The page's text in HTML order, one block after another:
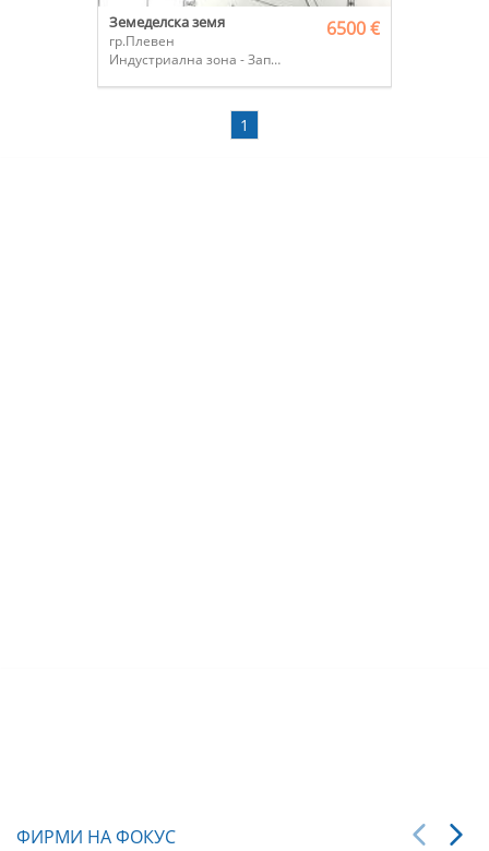
Земеделска земя
гр.Плевен
Индустриална зона - Запад
6500 €
1
ФИРМИ НА ФОКУС